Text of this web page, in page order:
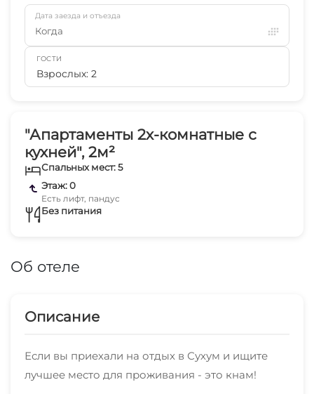
"Апартаменты 2х-комнатные с
кухней", 2м²
Спальных мест: 5
Этаж: 0
Есть лифт, пандус
Без питания
Об отеле
Описание
Если вы приехали на отдых в Сухум и ищите
лучшее место для проживания - это кнам!
Дата заезда и отъезда
Когда
ГОСТИ
Взрослых: 2